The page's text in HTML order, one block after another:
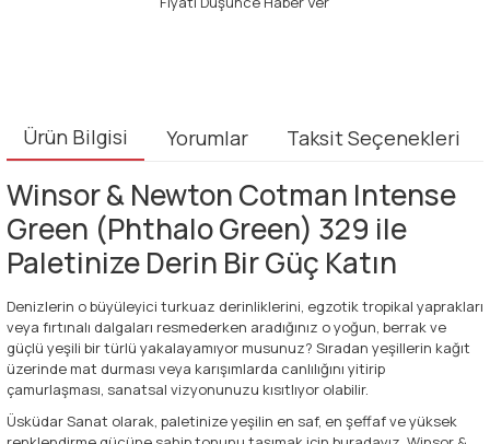
Ürün Bilgisi Yorumlar Taksit Seçenekleri
Winsor & Newton Cotman Intense
Green (Phthalo Green) 329 ile
Paletinize Derin Bir Güç Katın
Denizlerin o büyüleyici turkuaz derinliklerini, egzotik tropikal yaprakları
veya fırtınalı dalgaları resmederken aradığınız o yoğun, berrak ve
güçlü yeşili bir türlü yakalayamıyor musunuz? Sıradan yeşillerin kağıt
üzerinde mat durması veya karışımlarda canlılığını yitirip
çamurlaşması, sanatsal vizyonunuzu kısıtlıyor olabilir.
Üsküdar Sanat olarak, paletinize yeşilin en saf, en şeffaf ve yüksek